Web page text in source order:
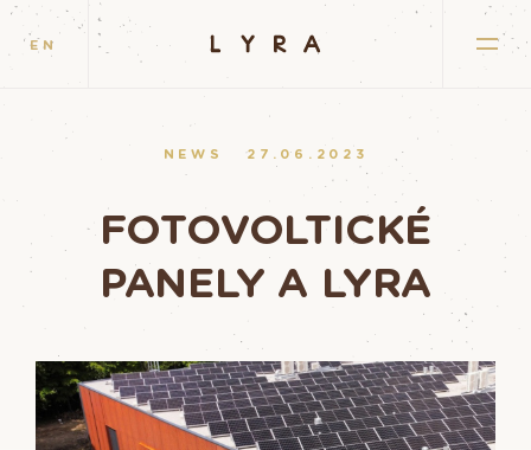
EN
NEWS 27.06.2023
FOTOVOLTICKÉ
PANELY A LYRA